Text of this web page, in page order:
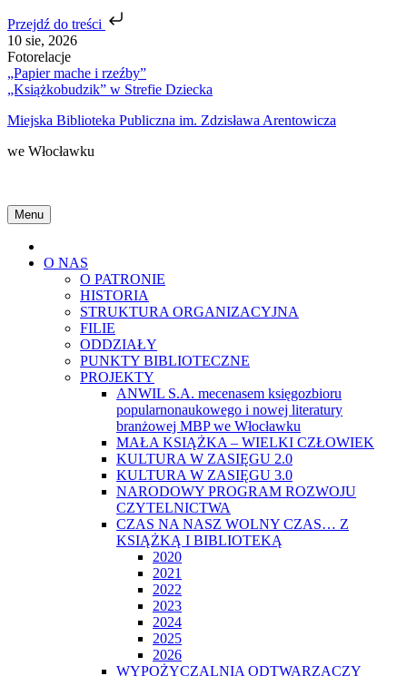
Przejdź do treści
Skip
to
content
10 sie, 2026
Fotorelacje
„Papier mache i rzeźby”
„Książkobudzik” w Strefie Dziecka
Miejska Biblioteka Publiczna im. Zdzisława Arentowicza
we Włocławku
Menu
O NAS
O PATRONIE
HISTORIA
STRUKTURA ORGANIZACYJNA
FILIE
ODDZIAŁY
PUNKTY BIBLIOTECZNE
PROJEKTY
ANWIL S.A. mecenasem księgozbioru
popularnonaukowego i nowej literatury
branżowej MBP we Włocławku
MAŁA KSIĄŻKA – WIELKI CZŁOWIEK
KULTURA W ZASIĘGU 2.0
KULTURA W ZASIĘGU 3.0
NARODOWY PROGRAM ROZWOJU
CZYTELNICTWA
CZAS NA NASZ WOLNY CZAS… Z
KSIĄŻKĄ I BIBLIOTEKĄ
2020
2021
2022
2023
2024
2025
2026
WYPOŻYCZALNIA ODTWARZACZY